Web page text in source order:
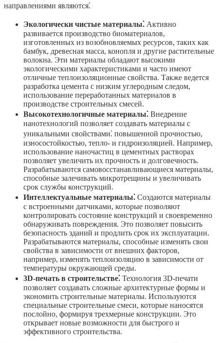
направлениями являются⁚
Экологически чистые материалы⁚ Активно
развивается производство биоматериалов,
изготовленных из возобновляемых ресурсов, таких как
бамбук, древесная масса, конопля и другие растительные
волокна. Эти материалы обладают высокими
экологическими характеристиками и часто имеют
отличные теплоизоляционные свойства. Также ведется
разработка цемента с низким углеродным следом,
использование переработанных материалов в
производстве строительных смесей.
Высокотехнологичные материалы⁚ Внедрение
нанотехнологий позволяет создавать материалы с
уникальными свойствами⁚ повышенной прочностью,
износостойкостью, тепло- и гидроизоляцией. Например,
использование наночастиц в цементных растворах
позволяет увеличить их прочность и долговечность.
Разрабатываются самовосстанавливающиеся материалы,
способные залечивать микротрещины и увеличивать
срок службы конструкций.
Интеллектуальные материалы⁚ Создаются материалы
с встроенными датчиками, которые позволяют
контролировать состояние конструкций и своевременно
обнаруживать повреждения. Это позволяет повысить
безопасность зданий и продлить срок их эксплуатации.
Разрабатываются материалы, способные изменять свои
свойства в зависимости от внешних факторов,
например, изменять теплоизоляцию в зависимости от
температуры окружающей среды.
3D-печать в строительстве⁚ Технология 3D-печати
позволяет создавать сложные архитектурные формы и
экономить строительные материалы. Используются
специальные строительные смеси, которые наносятся
послойно, формируя трехмерные конструкции. Это
открывает новые возможности для быстрого и
эффективного строительства.